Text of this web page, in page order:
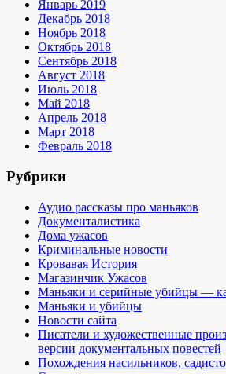
Январь 2019
Декабрь 2018
Ноябрь 2018
Октябрь 2018
Сентябрь 2018
Август 2018
Июль 2018
Май 2018
Апрель 2018
Март 2018
Февраль 2018
Рубрики
Аудио рассказы про маньяков
Документалистика
Дома ужасов
Криминальные новости
Кровавая История
Магазинчик Ужасов
Маньяки и серийные убийцы —
Маньяки и убийцы
Новости сайта
Писатели и художественные
версии документальных повестей
Похождения насильников,